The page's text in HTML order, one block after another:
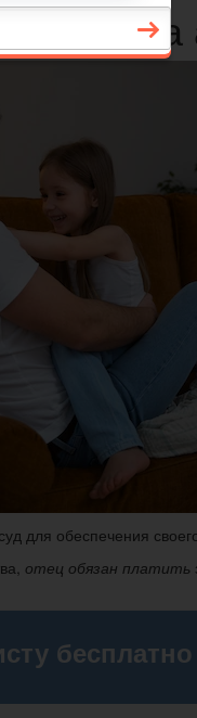
для обеспечения
отец обязан платить